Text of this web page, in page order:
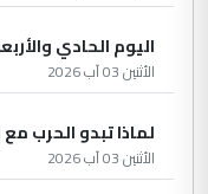
اليوم الحادي
الأثنين 03 آب 2026
لماذا تبدو الحرب
الأثنين 03 آب 2026